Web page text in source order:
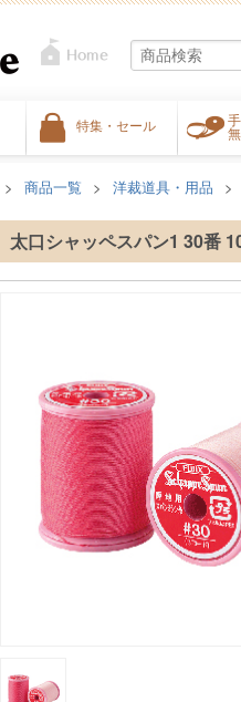
特集・セール
商品一覧 洋裁道具・用品
太口シャッペスパン1 30番